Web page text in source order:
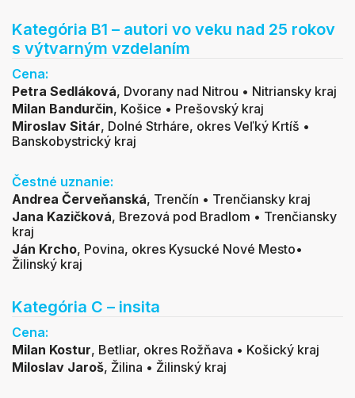
Kategória B1 – autori vo veku nad 25 rokov
s výtvarným vzdelaním
Cena:
Petra Sedláková, Dvorany nad Nitrou • Nitriansky kraj
Milan Bandurčin, Košice • Prešovský kraj
Miroslav Sitár, Dolné Strháre, okres Veľký Krtíš •
Banskobystrický kraj
Čestné uznanie:
Andrea Červeňanská, Trenčín • Trenčiansky kraj
Jana Kazičková, Brezová pod Bradlom • Trenčiansky
kraj
Ján Krcho, Povina, okres Kysucké Nové Mesto•
Žilinský kraj
Kategória C – insita
Cena:
Milan Kostur, Betliar, okres Rožňava • Košický kraj
Miloslav Jaroš, Žilina • Žilinský kraj